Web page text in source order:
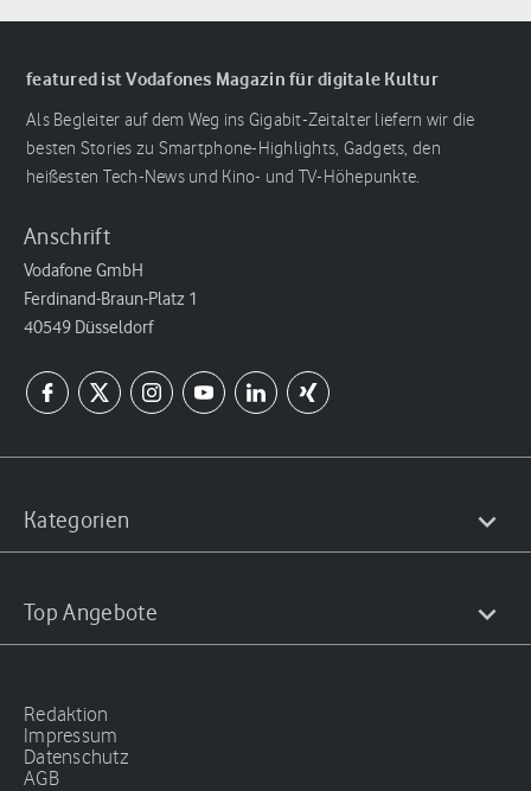
featured ist Vodafones Magazin für digitale Kultur
Als Begleiter auf dem Weg ins Gigabit-Zeitalter liefern wir die
besten Stories zu Smartphone-Highlights, Gadgets, den
heißesten Tech-News und Kino- und TV-Höhepunkte.
Anschrift
Vodafone GmbH
Ferdinand-Braun-Platz 1
40549 Düsseldorf
Kategorien
Top Angebote
Redaktion
Impressum
Datenschutz
AGB